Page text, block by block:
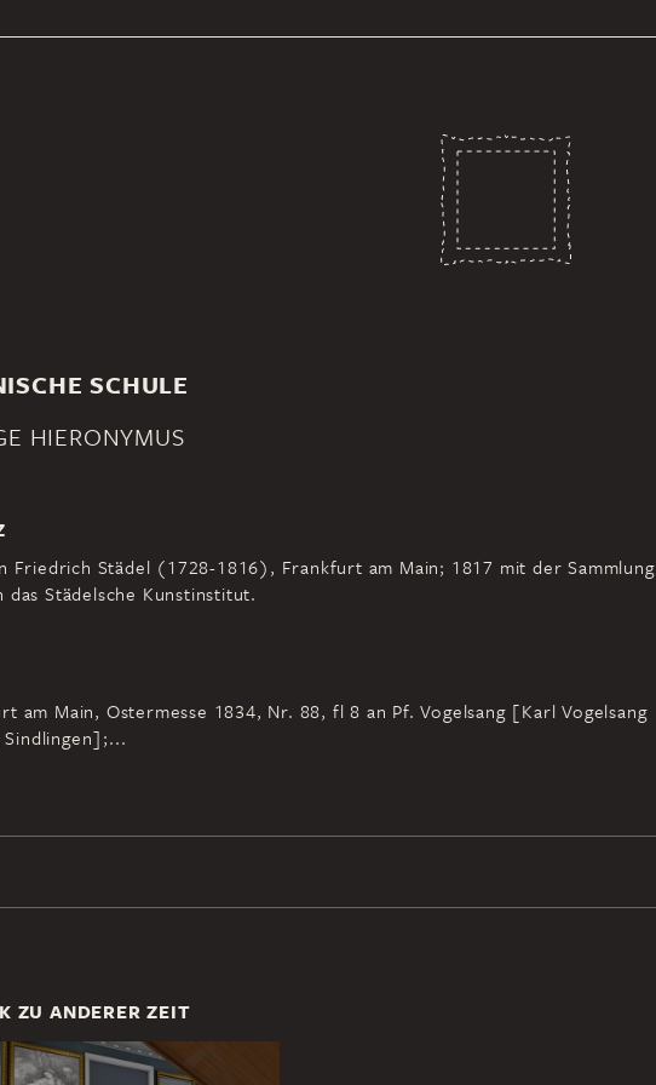
SCHULE
HIERONYMUS
Friedrich Städel (1728-1816), Frankfurt am Main; 1817 mit der Sammlung
das Städelsche Kunstinstitut.
am Main, Ostermesse 1834, Nr. 88, fl 8 an Pf. Vogelsang [Karl Vogelsang
ZU ANDERER ZEIT